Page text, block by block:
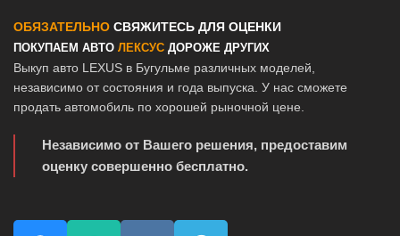
ОБЯЗАТЕЛЬНО СВЯЖИТЕСЬ ДЛЯ ОЦЕНКИ
ПОКУПАЕМ АВТО ЛЕКСУС ДОРОЖЕ ДРУГИХ
Выкуп авто LEXUS в Бугульме различных моделей,
независимо от состояния и года выпуска. У нас сможете
продать автомобиль по хорошей рыночной цене.
Независимо от Вашего решения, предоставим
оценку совершенно бесплатно.